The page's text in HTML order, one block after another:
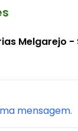
Melgarejo -
mensagem.